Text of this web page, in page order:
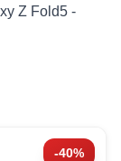
Z Fold5 -
-40%